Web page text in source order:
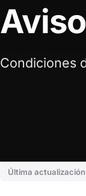
Condiciones
Última